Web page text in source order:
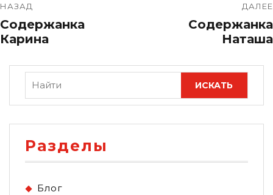
НАЗАД
Содержанка
Карина
ДАЛЕЕ
Содержанка
Наташа
Разделы
Блог